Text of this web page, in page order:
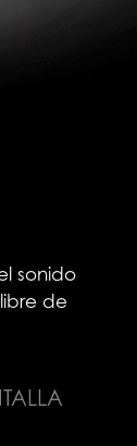
sonido
de